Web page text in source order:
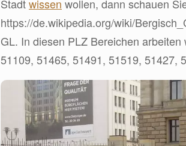
Stadtwissen wollen, dann schauen
https://de.wikipedia.org/wiki/
GL. In diesen PLZ Bereichen
51109, 51465, 51491, 51519, 51427,